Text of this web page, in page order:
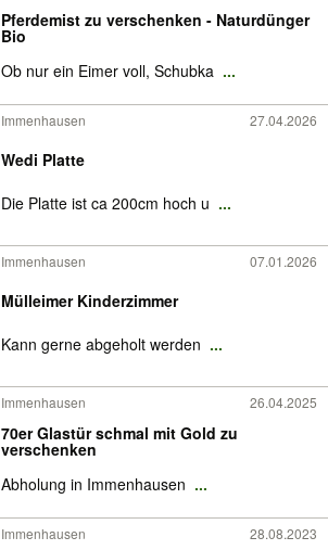
Pferdemist zu verschenken - Naturdünger
Bio
Ob nur ein Eimer voll, Schubka ...
Immenhausen 27.04.2026
Wedi Platte
Die Platte ist ca 200cm hoch u ...
Immenhausen 07.01.2026
Mülleimer Kinderzimmer
Kann gerne abgeholt werden ...
Immenhausen 26.04.2025
70er Glastür schmal mit Gold zu
verschenken
Abholung in Immenhausen ...
Immenhausen 28.08.2023